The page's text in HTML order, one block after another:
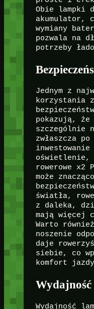
Obie lampki
akumulator,
wymiany
pozwala na
potrzeby
Jednym z
korzystania
pokazują, że
szczególnie
zwłaszcza
inwestowanie
oświetlenie,
rowerowe x2
może
światła,
z daleka,
mają więcej
Warto
noszenie
daje
siebie, co
komfort
Wydajność